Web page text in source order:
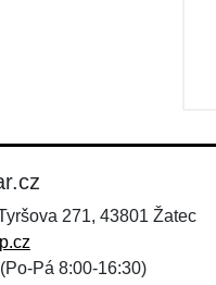
271, 43801 Žatec
Pá 8:00-16:30)